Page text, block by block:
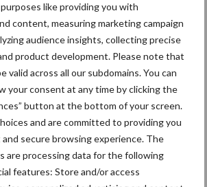
like providing you with
content, measuring marketing campaign
audience insights, collecting precise
product development. Please note that
valid across all our subdomains. You can
your consent at any time by clicking the
button at the bottom of your screen.
and are committed to providing you
secure browsing experience. The
are processing data for the following
features: Store and/or access
Krone EasyCut R 360 nu ook
met transportvijzel
Opraapwagen of hakselaar:
wat bepaalt de keuze voor
grasoogst?